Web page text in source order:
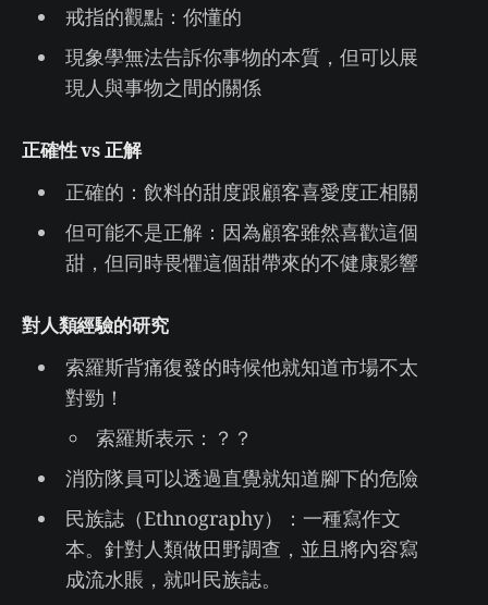
戒指的觀點：你懂的
現象學無法告訴你事物的本質，但可以展
現人與事物之間的關係
正確性 vs 正解
正確的：飲料的甜度跟顧客喜愛度正相關
但可能不是正解：因為顧客雖然喜歡這個
甜，但同時畏懼這個甜帶來的不健康影響
對人類經驗的研究
索羅斯背痛復發的時候他就知道市場不太
對勁！
索羅斯表示：？？
消防隊員可以透過直覺就知道腳下的危險
民族誌（Ethnography）：一種寫作文
本。針對人類做田野調查，並且將內容寫
成流水賬，就叫民族誌。